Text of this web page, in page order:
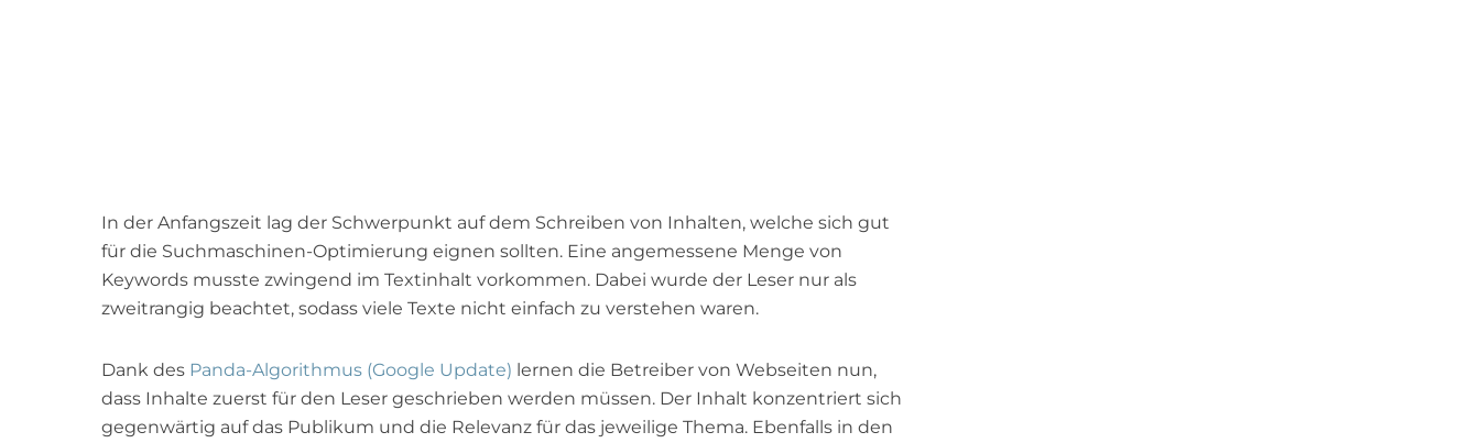
In der Anfangszeit lag der Schwerpunkt auf dem Schreiben von Inhalten, welche sich gut
für die Suchmaschinen-Optimierung eignen sollten. Eine angemessene Menge von
Keywords musste zwingend im Textinhalt vorkommen. Dabei wurde der Leser nur als
zweitrangig beachtet, sodass viele Texte nicht einfach zu verstehen waren.
Dank des Panda-Algorithmus (Google Update) lernen die Betreiber von Webseiten nun,
dass Inhalte zuerst für den Leser geschrieben werden müssen. Der Inhalt konzentriert sich
gegenwärtig auf das Publikum und die Relevanz für das jeweilige Thema. Ebenfalls in den